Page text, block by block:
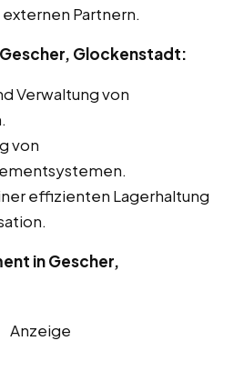
Partnern.
Glockenstadt:
Verwaltung von
von
effizienten Lagerhaltung
in Gescher,
Anzeige